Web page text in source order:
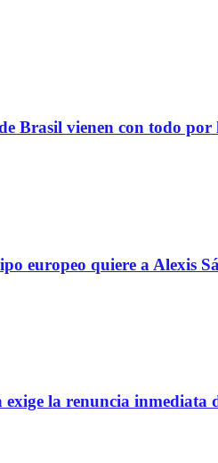
Brasil vienen con todo
europeo quiere a Alexis
exige la renuncia